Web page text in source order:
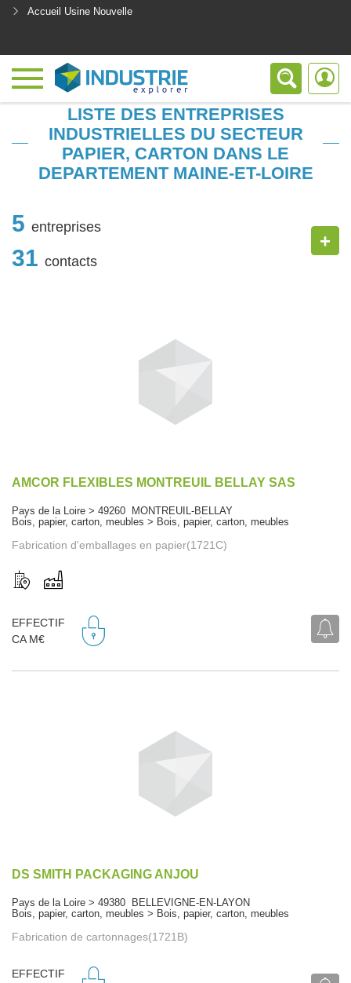
Accueil Usine Nouvelle
LISTE DES ENTREPRISES
INDUSTRIELLES DU SECTEUR
PAPIER, CARTON DANS LE
DEPARTEMENT MAINE-ET-LOIRE
5 entreprises
31 contacts
+
AMCOR FLEXIBLES MONTREUIL BELLAY SAS
Pays de la Loire > 49260 MONTREUIL-BELLAY
Bois, papier, carton, meubles > Bois, papier, carton, meubles
Fabrication d'emballages en papier(1721C)
EFFECTIF
CA M€
DS SMITH PACKAGING ANJOU
Pays de la Loire > 49380 BELLEVIGNE-EN-LAYON
Bois, papier, carton, meubles > Bois, papier, carton, meubles
Fabrication de cartonnages(1721B)
EFFECTIF